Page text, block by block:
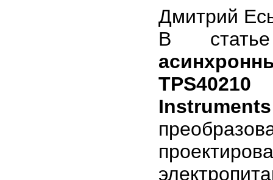
Дмитрий
В
TPS40210
Instruments